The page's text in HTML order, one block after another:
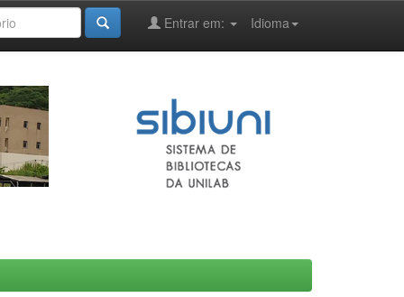
Idioma
Entrar em: